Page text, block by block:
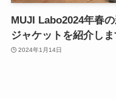
MUJI Labo2024年春
ジャケットを紹介しま
2024年1月14日